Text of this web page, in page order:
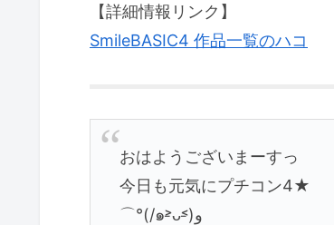
【詳細情報リンク】
SmileBASIC4 作品一覧のハコ
おはようございまーすっ
今日も元気にプチコン4★
⌒°(/๑˃̵ᴗ˂̵)و